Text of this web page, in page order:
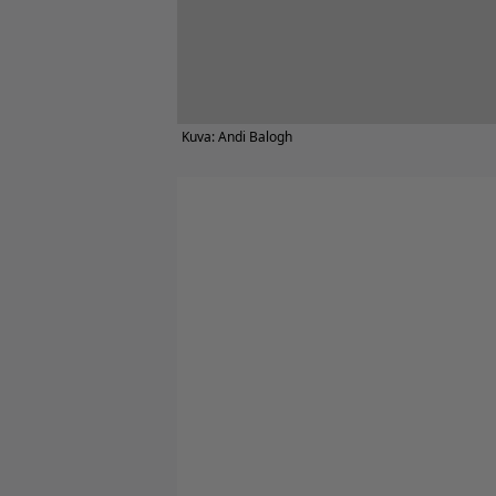
Kuva: Andi Balogh